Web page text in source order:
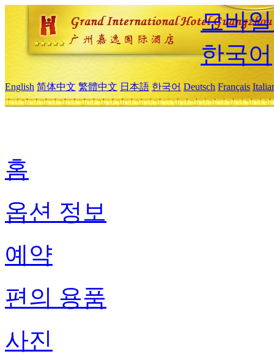
모바
한국어
English 简体中文 繁體中文 日本語 한국어 Deutsch Français
홈
옵션 정보
예약
편의 용품
사진